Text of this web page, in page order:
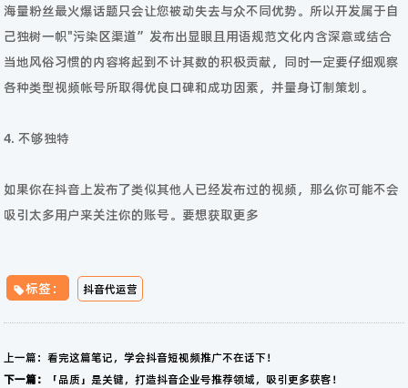
海量粉丝最火爆话题只会让您被动失去与众不同优势。所以开发属于自
己独树一帜"污染区渠道”发布出显眼且用语规范文化内含深意或结合
当地风俗习惯的内容将起到不计其数的积极贡献，同时一定要仔细观察
各种类型视频帐号所取得优良口碑和成功因素，并量身订制策划。
4. 不够独特
如果你在抖音上发布了类似其他人已经发布过的视频，那么你可能不会
吸引太多用户来关注你的账号。要想获取更多
标签： 抖音代运营
上一篇：看完这篇笔记，学会抖音短视频推广不在话下！
下一篇：
「品质」是关键，打造抖音企业号推荐领域，吸引更多获客！